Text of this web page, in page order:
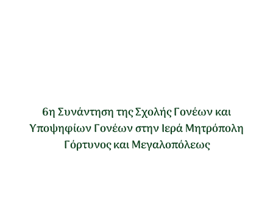
6η Συνάντηση της Σχολής Γονέων και
Υποψηφίων Γονέων στην Ιερά Μητρόπολη
Γόρτυνος και Μεγαλοπόλεως